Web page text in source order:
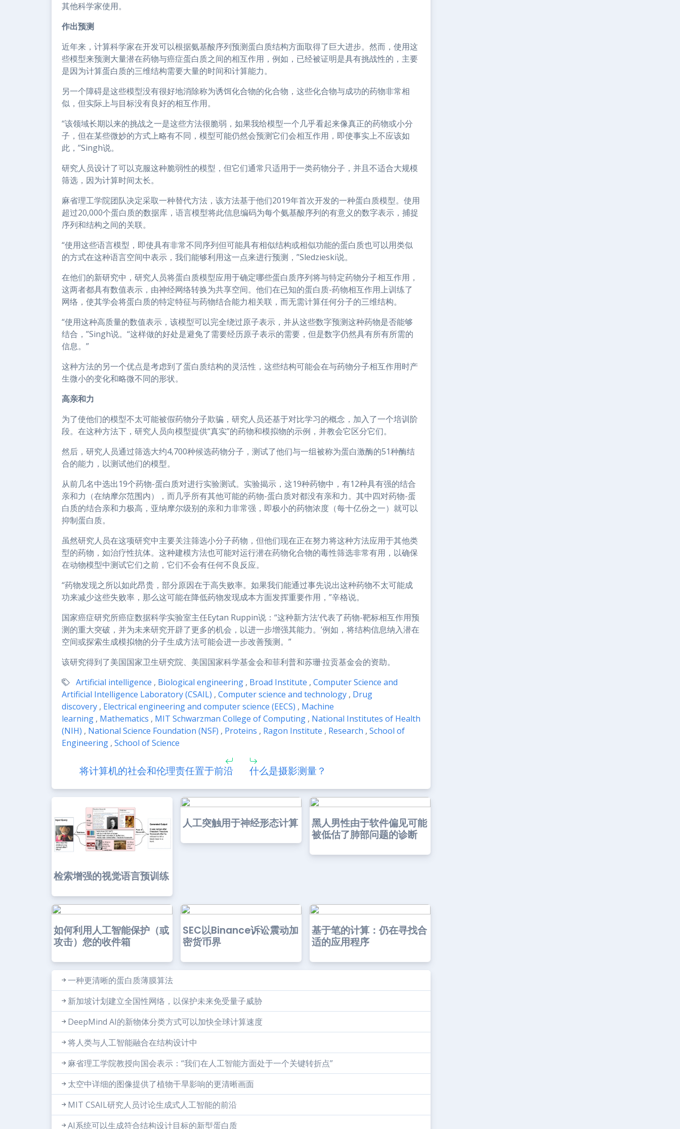
其他科学家使用。
作出预测
近年来，计算科学家在开发可以根据氨基酸序列预测蛋白质结构方面取得了巨大进步。然而，使用这
些模型来预测大量潜在药物与癌症蛋白质之间的相互作用，例如，已经被证明是具有挑战性的，主要
是因为计算蛋白质的三维结构需要大量的时间和计算能力。
另一个障碍是这些模型没有很好地消除称为诱饵化合物的化合物，这些化合物与成功的药物非常相
似，但实际上与目标没有良好的相互作用。
“该领域长期以来的挑战之一是这些方法很脆弱，如果我给模型一个几乎看起来像真正的药物或小分
子，但在某些微妙的方式上略有不同，模型可能仍然会预测它们会相互作用，即使事实上不应该如
此，”Singh说。
研究人员设计了可以克服这种脆弱性的模型，但它们通常只适用于一类药物分子，并且不适合大规模
筛选，因为计算时间太长。
麻省理工学院团队决定采取一种替代方法，该方法基于他们2019年首次开发的一种蛋白质模型。使用
超过20,000个蛋白质的数据库，语言模型将此信息编码为每个氨基酸序列的有意义的数字表示，捕捉
序列和结构之间的关联。
“使用这些语言模型，即使具有非常不同序列但可能具有相似结构或相似功能的蛋白质也可以用类似
的方式在这种语言空间中表示，我们能够利用这一点来进行预测，”Sledzieski说。
在他们的新研究中，研究人员将蛋白质模型应用于确定哪些蛋白质序列将与特定药物分子相互作用，
这两者都具有数值表示，由神经网络转换为共享空间。他们在已知的蛋白质-药物相互作用上训练了
网络，使其学会将蛋白质的特定特征与药物结合能力相关联，而无需计算任何分子的三维结构。
“使用这种高质量的数值表示，该模型可以完全绕过原子表示，并从这些数字预测这种药物是否能够
结合，”Singh说。“这样做的好处是避免了需要经历原子表示的需要，但是数字仍然具有所有所需的
信息。”
这种方法的另一个优点是考虑到了蛋白质结构的灵活性，这些结构可能会在与药物分子相互作用时产
生微小的变化和略微不同的形状。
高亲和力
为了使他们的模型不太可能被假药物分子欺骗，研究人员还基于对比学习的概念，加入了一个培训阶
段。在这种方法下，研究人员向模型提供“真实”的药物和模拟物的示例，并教会它区分它们。
然后，研究人员通过筛选大约4,700种候选药物分子，测试了他们与一组被称为蛋白激酶的51种酶结
合的能力，以测试他们的模型。
从前几名中选出19个药物-蛋白质对进行实验测试。实验揭示，这19种药物中，有12种具有强的结合
亲和力（在纳摩尔范围内），而几乎所有其他可能的药物-蛋白质对都没有亲和力。其中四对药物-蛋
白质的结合亲和力极高，亚纳摩尔级别的亲和力非常强，即极小的药物浓度（每十亿份之一）就可以
抑制蛋白质。
虽然研究人员在这项研究中主要关注筛选小分子药物，但他们现在正在努力将这种方法应用于其他类
型的药物，如治疗性抗体。这种建模方法也可能对运行潜在药物化合物的毒性筛选非常有用，以确保
在动物模型中测试它们之前，它们不会有任何不良反应。
“药物发现之所以如此昂贵，部分原因在于高失败率。如果我们能通过事先说出这种药物不太可能成
功来减少这些失败率，那么这可能在降低药物发现成本方面发挥重要作用，”辛格说。
国家癌症研究所癌症数据科学实验室主任Eytan Ruppin说：“这种新方法‘代表了药物-靶标相互作用预
测的重大突破，并为未来研究开辟了更多的机会，以进一步增强其能力。’例如，将结构信息纳入潜在
空间或探索生成模拟物的分子生成方法可能会进一步改善预测。”
该研究得到了美国国家卫生研究院、美国国家科学基金会和菲利普和苏珊·拉贡基金会的资助。
Artificial intelligence , Biological engineering , Broad Institute , Computer Science and
Artificial Intelligence Laboratory (CSAIL) , Computer science and technology , Drug
discovery , Electrical engineering and computer science (EECS) , Machine
learning , Mathematics , MIT Schwarzman College of Computing , National Institutes of Health
(NIH) , National Science Foundation (NSF) , Proteins , Ragon Institute , Research , School of
Engineering , School of Science
将计算机的社会和伦理责任置于前沿 什么是摄影测量？
检索增强的视觉语言预训练
人工突触用于神经形态计算
黑人男性由于软件偏见可能
被低估了肺部问题的诊断
如何利用人工智能保护（或
攻击）您的收件箱
SEC以Binance诉讼震动加
密货币界
基于笔的计算：仍在寻找合
适的应用程序
一种更清晰的蛋白质薄膜算法
新加坡计划建立全国性网络，以保护未来免受量子威胁
DeepMind AI的新物体分类方式可以加快全球计算速度
将人类与人工智能融合在结构设计中
麻省理工学院教授向国会表示：“我们在人工智能方面处于一个关键转折点”
太空中详细的图像提供了植物干旱影响的更清晰画面
MIT CSAIL研究人员讨论生成式人工智能的前沿
AI系统可以生成符合结构设计目标的新型蛋白质